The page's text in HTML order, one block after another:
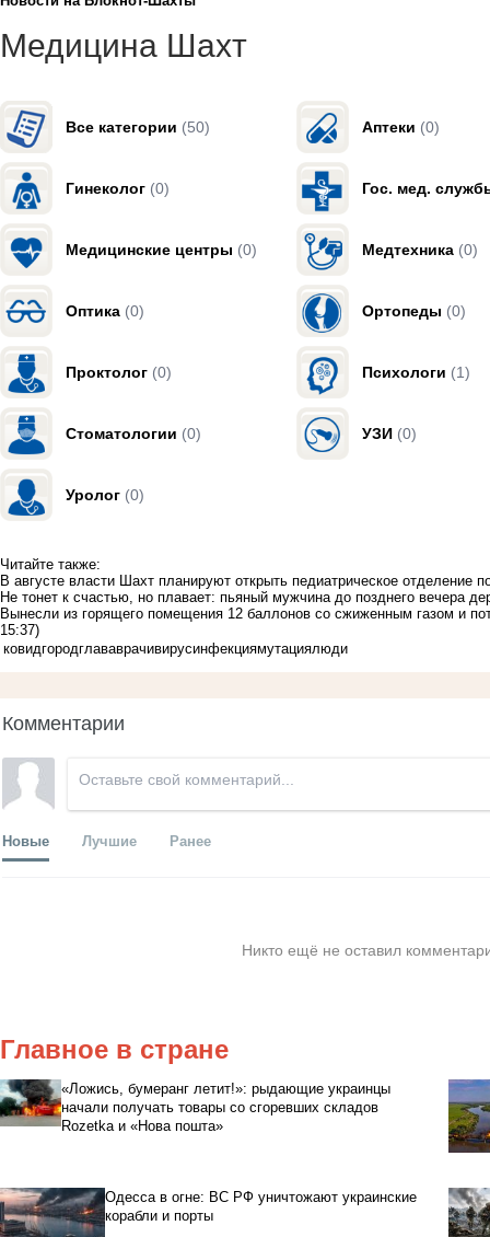
Медицина Шахт
Все категории (50) Аптеки (0)
Гинеколог (0) Гос. мед.
Медицинские центры (0) Медтехника (0)
Оптика (0) Ортопеды (0)
Проктолог (0) Психологи (1)
Стоматологии (0) УЗИ (0)
Уролог (0)
Читайте также:
В августе власти Шахт планируют открыть педиатрическое отделение
Не тонет к счастью, но плавает: пьяный мужчина до позднего вечера
Вынесли из горящего помещения 12 баллонов со сжиженным газом и
15:37)
ковидгородглававрачивирусинфекциямутациялюди
Комментарии
Новые Лучшие Ранее
Никто ещё не оставил
Главное в стране
«Ложись, бумеранг летит!»: рыдающие украинцы
начали получать товары со сгоревших складов
Rozetka и «Нова пошта»
Одесса в огне: ВС РФ уничтожают украинские
корабли и порты